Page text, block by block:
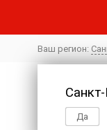
Ваш регион:
Да